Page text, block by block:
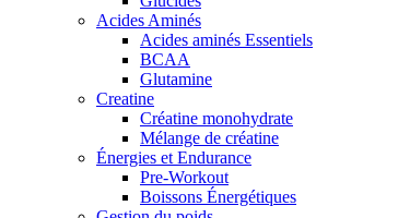
Acides Aminés
Acides aminés Essentiels
BCAA
Glutamine
Creatine
Créatine monohydrate
Mélange de créatine
Énergies et Endurance
Pre-Workout
Boissons Énergétiques